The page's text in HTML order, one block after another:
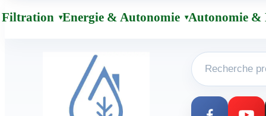
Energie & Autonomie Autonomie &